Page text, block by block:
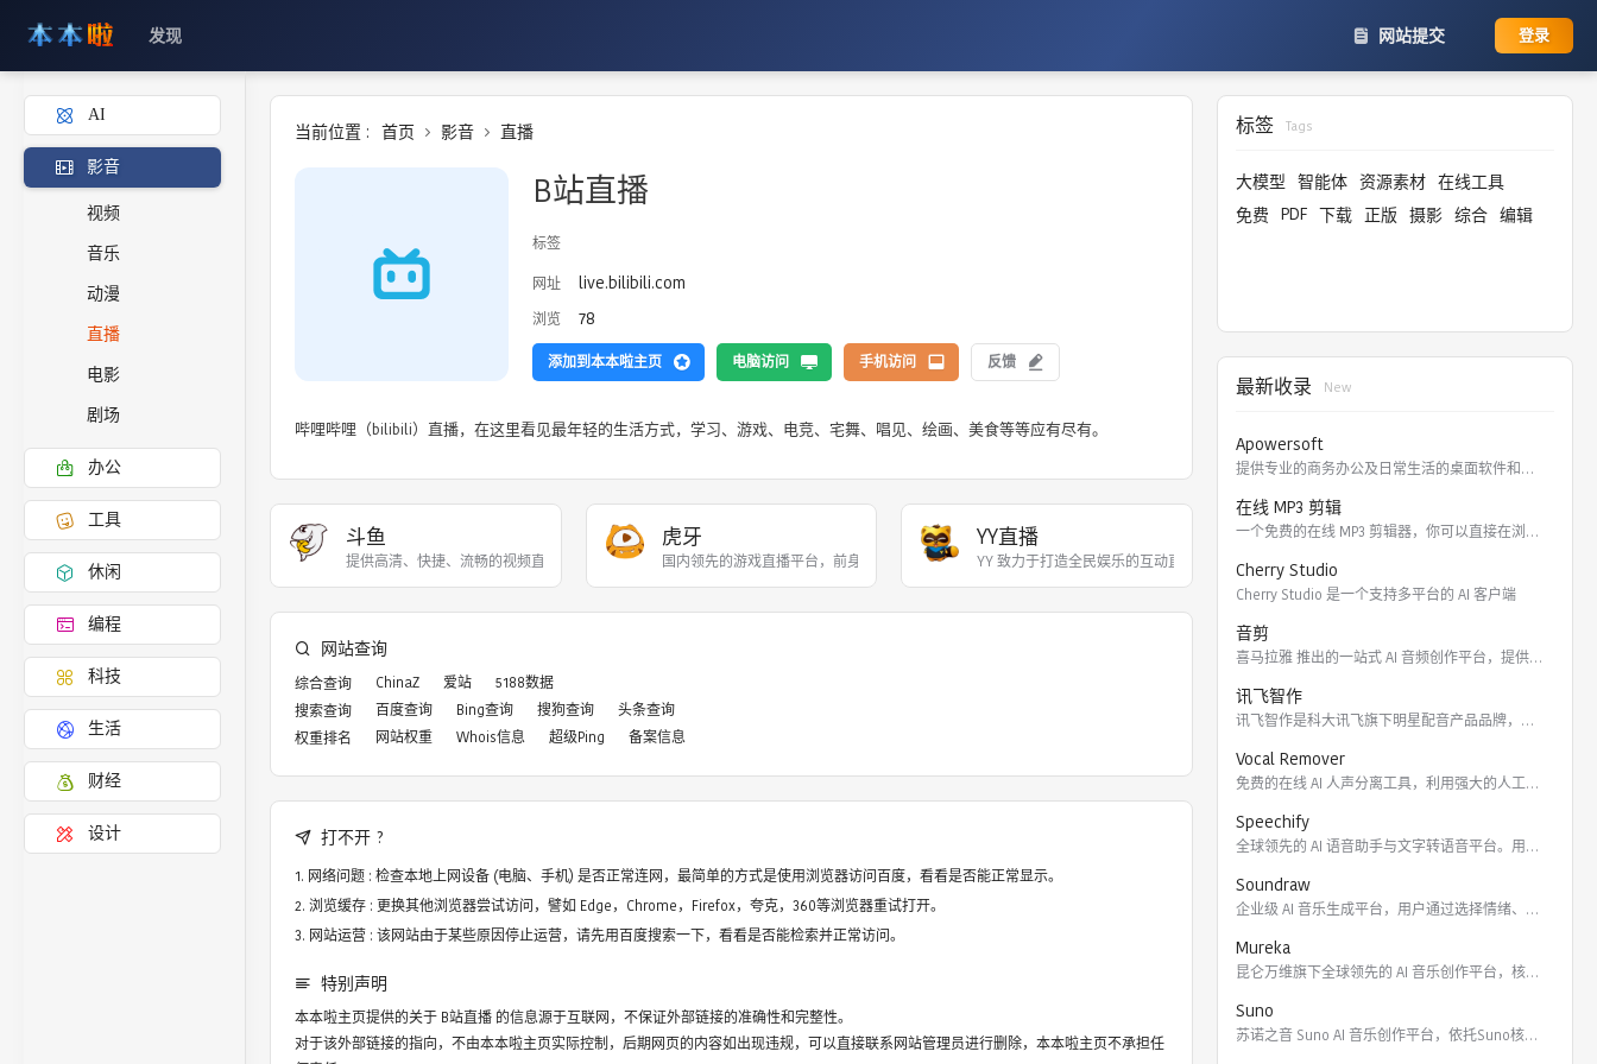
发现 网站提交 登录
AI
影音
视频
音乐
动漫
直播
电影
剧场
办公
工具
休闲
编程
科技
生活
财经
设计
当前位置 : 首页 影音 直播
B站直播
标签
网址
live.bilibili.com
浏览 78
添加到本本啦主页 电脑访问 手机访问 反馈
哔哩哔哩（bilibili）直播，在这里看见最年轻的生活方式，学习、游戏、电竞、宅舞、唱见、绘画、美食等等应有尽有。
斗鱼
提供高清、快捷、流畅的视频直播和游戏赛事直播服务，
虎牙
国内领先的游戏直播平台，前身为YY游戏直播，201
YY直播
YY 致力于打造全民娱乐的互动直播平台，以多样的美
网站查询
综合查询 ChinaZ 爱站
5188数据
搜索查询
百度查询 Bing查询 搜狗查询
头条查询
权重排名
网站权重 Whois信息 超级Ping 备案信息
打不开 ?
网络问题 : 检查本地上网设备 (电脑、手机) 是否正常连网，最简单的方式是使用浏览器访问百度，看看是否能正常显示。
浏览缓存 : 更换其他浏览器尝试访问，譬如 Edge，Chrome，Firefox，夸克，360等浏览器重试打开。
网站运营 : 该网站由于某些原因停止运营，请先用百度搜索一下，看看是否能检索并正常访问。
特别声明
本本啦主页提供的关于 B站直播的信息源于互联网，不保证外部链接的准确性和完整性。
对于该外部链接的指向，不由本本啦主页实际控制，后期网页的内容如出现违规，可以直接联系网站管理员进行删除，本本啦主页不承担任
标签 Tags
大模型 智能体 资源素材 在线工具
免费 PDF 下载 正版 摄影 综合 编辑
最新收录 New
Apowersoft
提供专业的商务办公及日常生活的桌面软件和在线应用。 软件涵盖
在线 MP3 剪辑
一个免费的在线 MP3 剪辑器，你可以直接在浏览器里剪切，裁
Cherry Studio
Cherry Studio 是一个支持多平台的 AI 客户端
音剪
喜马拉雅 推出的一站式 AI 音频创作平台，提供云端协作、3
讯飞智作
讯飞智作是科大讯飞旗下明星配音产品品牌，提供合成配音软件、真
Vocal Remover
免费的在线 AI 人声分离工具，利用强大的人工智能算法将歌曲
Speechify
全球领先的 AI 语音助手与文字转语音平台。用户可通过 Ch
Soundraw
企业级 AI 音乐生成平台，用户通过选择情绪、流派、乐器及长
Mureka
昆仑万维旗下全球领先的 AI 音乐创作平台，核心模型包括全球
Suno
苏诺之音 Suno AI 音乐创作平台，依托Suno核心模型